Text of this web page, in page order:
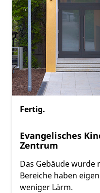
Fertig.
Evangelisches
Zentrum
Das Gebäude wurde
Bereiche haben
weniger Lärm.